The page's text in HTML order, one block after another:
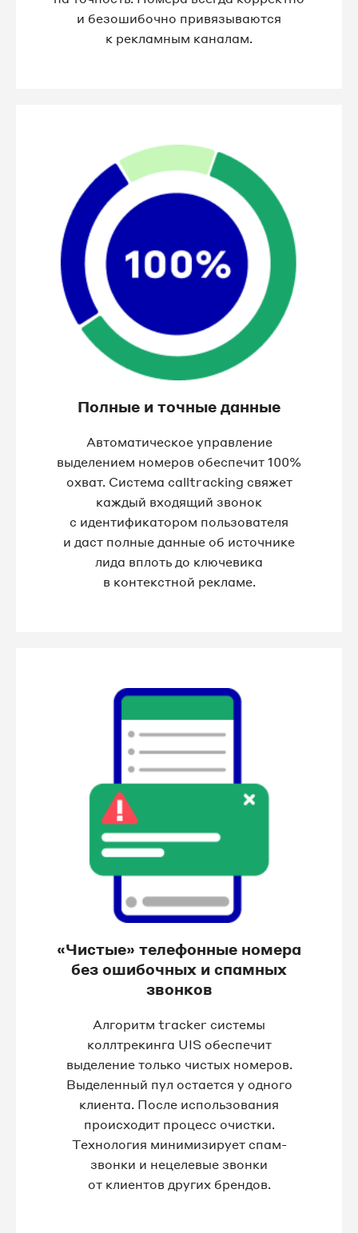
и безошибочно привязываются
к рекламным каналам.
Полные и точные данные
Автоматическое управление
выделением номеров обеспечит 100%
охват. Система calltracking свяжет
каждый входящий звонок
с идентификатором пользователя
и даст полные данные об источнике
лида вплоть до ключевика
в контекстной рекламе.
«Чистые» телефонные номера
без ошибочных и спамных
звонков
Алгоритм tracker системы
коллтрекинга UIS обеспечит
выделение только чистых номеров.
Выделенный пул остается у одного
клиента. После использования
происходит процесс очистки.
Технология минимизирует спам-
звонки и нецелевые звонки
от клиентов других брендов.